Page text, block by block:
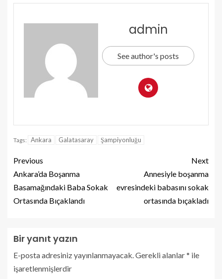
admin
See author's posts
Tags: Ankara Galatasaray Şampiyonluğu
Previous
Ankara’da Boşanma
Basamağındaki Baba Sokak
Ortasında Bıçaklandı
Next
Annesiyle boşanma
evresindeki babasını sokak
ortasında bıçakladı
Bir yanıt yazın
E-posta adresiniz yayınlanmayacak.Gerekli alanlar* ile
işaretlenmişlerdir